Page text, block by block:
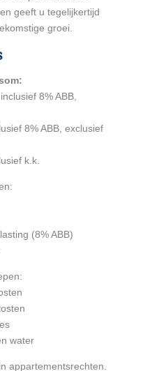
geeft u tegelijkertijd
groei.
8% ABB,
8% ABB, exclusief
k.k.
(8% ABB)
water
appartementsrechten.